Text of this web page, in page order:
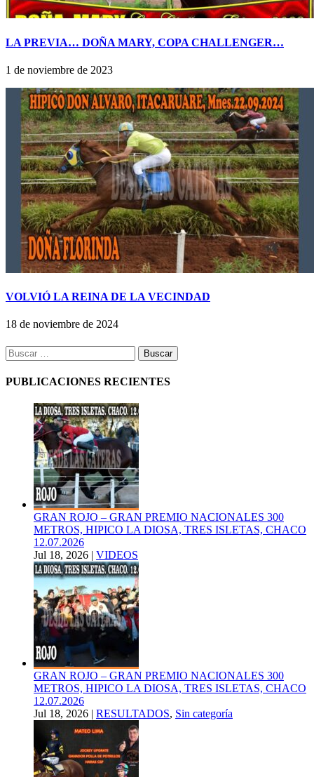
LA PREVIA… DOÑA MARY, COPA CHALLENGER…
1 de noviembre de 2023
VOLVIÓ LA REINA DE LA VECINDAD
18 de noviembre de 2024
Buscar:
PUBLICACIONES RECIENTES
GRAN ROJO – GRAN PREMIO NACIONALES 300
METROS, HIPICO LA DIOSA, TRES ISLETAS, CHACO
12.07.2026
Jul 18, 2026 | VIDEOS
GRAN ROJO – GRAN PREMIO NACIONALES 300
METROS, HIPICO LA DIOSA, TRES ISLETAS, CHACO
12.07.2026
Jul 18, 2026 | RESULTADOS, Sin categoría